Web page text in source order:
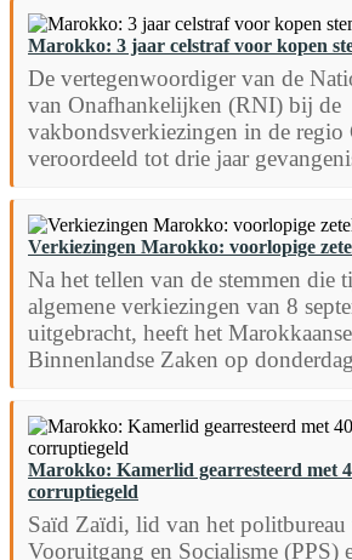
Marokko: 3 jaar celstraf voor kopen
De vertegenwoordiger van de
van Onafhankelijken (RNI) bij de
vakbondsverkiezingen in de regio
veroordeeld tot drie jaar
Verkiezingen Marokko: voorlopige
Na het tellen van de stemmen die
algemene verkiezingen van 8
uitgebracht, heeft het
Binnenlandse Zaken op
Marokko: Kamerlid gearresteerd met
corruptiegeld
Saïd Zaïdi, lid van het
Vooruitgang en Socialisme (PPS)